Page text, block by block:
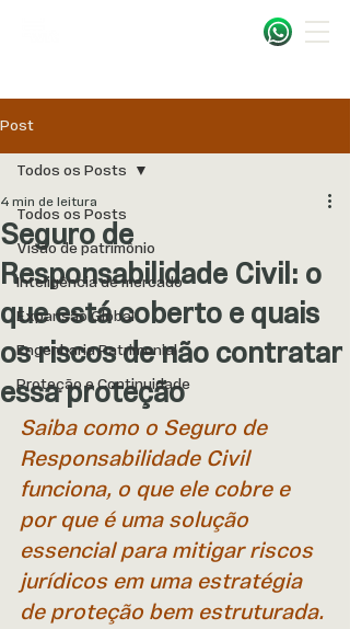
Post
Todos os Posts
Visão de patrimônio
Inteligência de mercado
Expansão Global
Engenharia Patrimonial
Proteção e Continuidade
Todos os Posts
Seguro de
Responsabilidade Civil: o
que está coberto e quais
os riscos de não contratar
essa proteção
4 min de leitura
Saiba como o Seguro de
Responsabilidade Civil
funciona, o que ele cobre e
por que é uma solução
essencial para mitigar riscos
jurídicos em uma estratégia
de proteção bem estruturada.